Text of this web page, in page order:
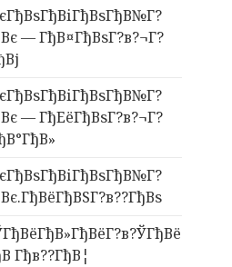
— ГђВ¤ГђВѕГ?в?¬Г?
— ГђЕёГђВѕГ?в?¬Г?
Гђв??ГђВ¦